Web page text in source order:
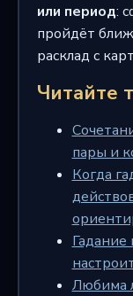
или период:
пройдёт
расклад с
Читайте
пары и
Когда
Любима